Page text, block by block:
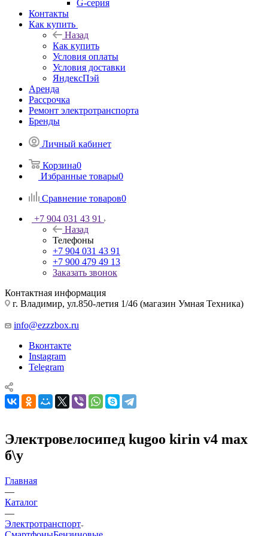
G-серия
Контакты
Как купить
Назад
Как купить
Условия оплаты
Условия доставки
ЯндексПэй
Аренда
Рассрочка
Ремонт электротранспорта
Бренды
Личный кабинет
Корзина0
Избранные товары0
Сравнение товаров0
+7 904 031 43 91
Назад
Телефоны
+7 904 031 43 91
+7 900 479 49 13
Заказать звонок
Контактная информация
г. Владимир, ул.850-летия 1/46 (магазин Умная Техника)
info@ezzzbox.ru
Вконтакте
Instagram
Telegram
Электровелосипед kugoo kirin v4 max
б\у
Главная
—
Каталог
—
Электротранспорт